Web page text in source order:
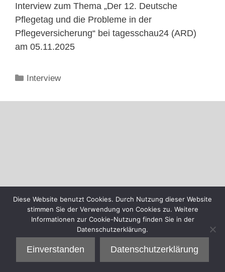
Interview zum Thema „Der 12. Deutsche
Pflegetag und die Probleme in der
Pflegeversicherung“ bei tagesschau24 (ARD)
am 05.11.2025
Kategorien
Interview
Diese Website benutzt Cookies. Durch Nutzung dieser Website
stimmen Sie der Verwendung von Cookies zu. Weitere
Informationen zur Cookie-Nutzung finden Sie in der
Datenschutzerklärung.
Einverstanden Datenschutzerklärung